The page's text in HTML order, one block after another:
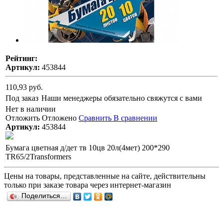
Рейтинг:
Артикул: 453844
110,93 руб.
Под заказ Наши менеджеры обязательно свяжутся с вами
Нет в наличии
Отложить Отложено Сравнить В сравнении
Артикул: 453844
Бумага цветная д/дет тв 10цв 20л(4мет) 200*290
TR65/2Transformers
Цены на товары, представленные на сайте, действительны
только при заказе товара через интернет-магазин
Поделиться…